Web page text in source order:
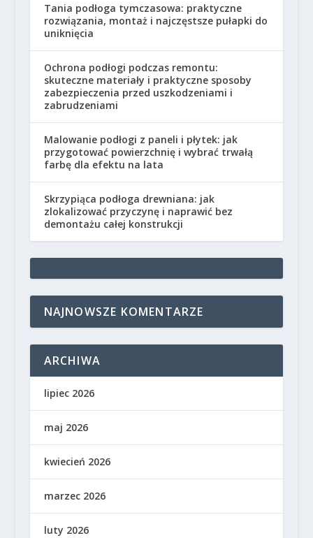
Tania podłoga tymczasowa: praktyczne
rozwiązania, montaż i najczęstsze pułapki do
uniknięcia
Ochrona podłogi podczas remontu:
skuteczne materiały i praktyczne sposoby
zabezpieczenia przed uszkodzeniami i
zabrudzeniami
Malowanie podłogi z paneli i płytek: jak
przygotować powierzchnię i wybrać trwałą
farbę dla efektu na lata
Skrzypiąca podłoga drewniana: jak
zlokalizować przyczynę i naprawić bez
demontażu całej konstrukcji
NAJNOWSZE KOMENTARZE
ARCHIWA
lipiec 2026
maj 2026
kwiecień 2026
marzec 2026
luty 2026